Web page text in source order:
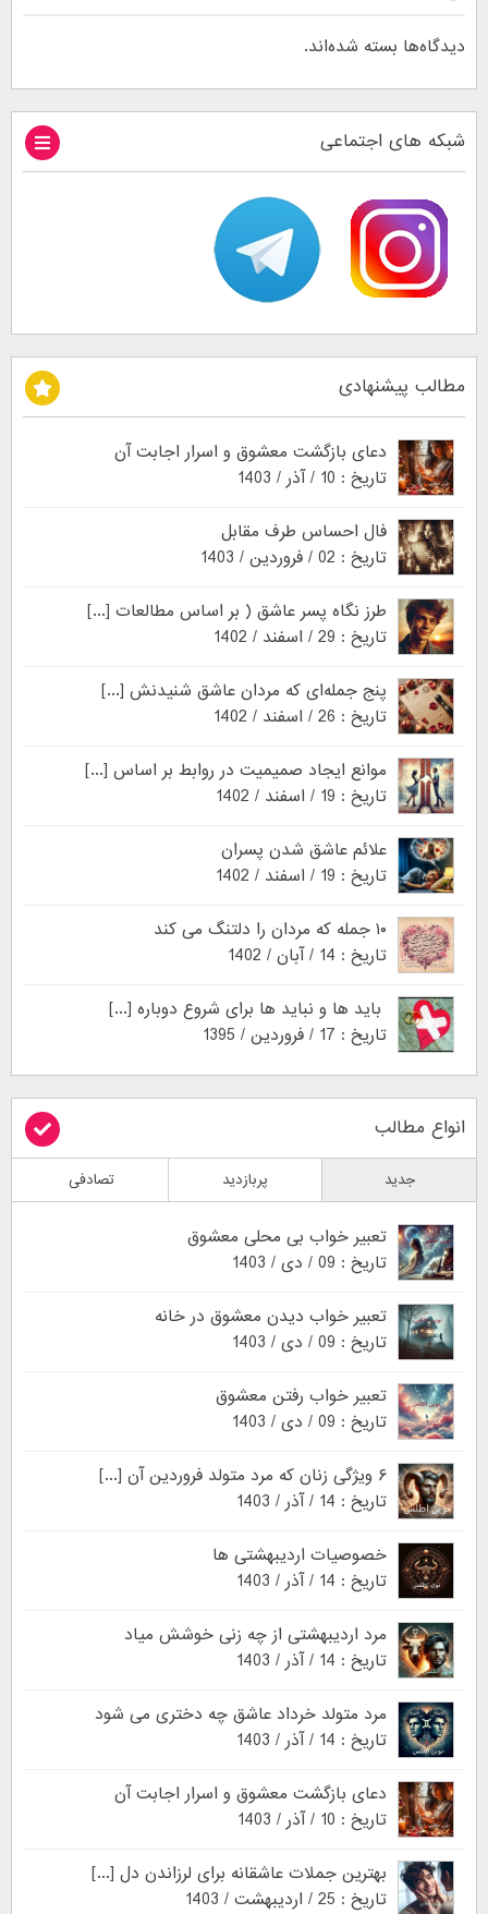
دیدگاه‌ها بسته شده‌اند.
شبکه های اجتماعی
مطالب پیشنهادی
دعای بازگشت معشوق و اسرار اجابت آن
تاریخ : 10 / آذر / 1403
فال احساس طرف مقابل
تاریخ : 02 / فروردین / 1403
طرز نگاه پسر عاشق ( بر اساس مطالعات [...]
تاریخ : 29 / اسفند / 1402
پنج جمله‌ای که مردان عاشق شنیدنش [...]
تاریخ : 26 / اسفند / 1402
موانع ایجاد صمیمیت در روابط بر اساس [...]
تاریخ : 19 / اسفند / 1402
علائم عاشق شدن پسران
تاریخ : 19 / اسفند / 1402
۱۰ جمله که مردان را دلتنگ می کند
تاریخ : 14 / آبان / 1402
باید ها و نباید ها برای شروع دوباره [...]
تاریخ : 17 / فروردین / 1395
انواع مطالب
جدید پربازدید تصادفی
تعبیر خواب بی محلی معشوق
تاریخ : 09 / دی / 1403
تعبیر خواب دیدن معشوق در خانه
تاریخ : 09 / دی / 1403
تعبیر خواب رفتن معشوق
تاریخ : 09 / دی / 1403
۶ ویژگی زنان که مرد متولد فروردین آن [...]
تاریخ : 14 / آذر / 1403
خصوصیات اردیبهشتی ها
تاریخ : 14 / آذر / 1403
مرد اردیبهشتی از چه زنی خوشش میاد
تاریخ : 14 / آذر / 1403
مرد متولد خرداد عاشق چه دختری می شود
تاریخ : 14 / آذر / 1403
دعای بازگشت معشوق و اسرار اجابت آن
تاریخ : 10 / آذر / 1403
بهترین جملات عاشقانه برای لرزاندن دل [...]
تاریخ : 25 / اردیبهشت / 1403